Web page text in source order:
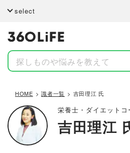
select
HOME 識者一覧 吉田理江 氏
栄養士・ダイエットコ
吉田理江